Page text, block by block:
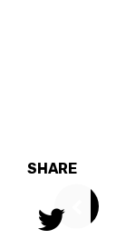
SHARE
校資金